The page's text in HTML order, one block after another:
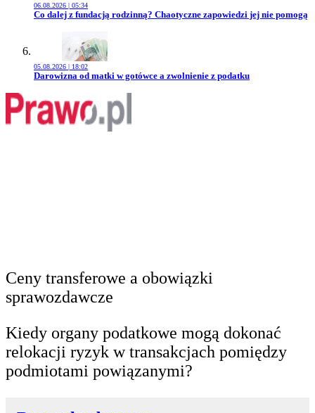
06.08.2026 | 05:34
Przejdź do artykułu:
Co dalej z fundacją rodzinną? Chaotyczne zapowiedzi jej nie pomogą
05.08.2026 | 18:02
Przejdź do artykułu:
Darowizna od matki w gotówce a zwolnienie z podatku
Ceny transferowe a obowiązki
sprawozdawcze
Kiedy organy podatkowe mogą dokonać
relokacji ryzyk w transakcjach pomiędzy
podmiotami powiązanymi?